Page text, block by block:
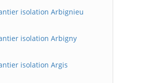
isolation Arbignieu
isolation Arbigny
isolation Argis